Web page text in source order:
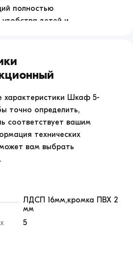
полностью
детей и
отдельная полочка
шарфов.
дверцы закреплены два
кофт и сменной
выступающих ручек
выемка во всю
может легко открыть
не рискуя
16 мм. Все торцы
ударопрочной
предотвращает сколы и
характеристики Шкаф 5-
точно определить,
соответствует вашим
технических
вам выбрать
ЛДСП 16мм,кромка ПВХ 2
мм
5